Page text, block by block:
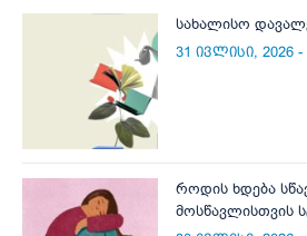
სახალისო
31 ივლისი, 2026 -
როდის ხდება
მოსწავლისთვის